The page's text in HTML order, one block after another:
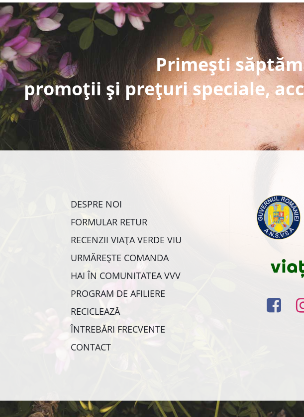
Primești
promoții și prețuri speciale,
DESPRE NOI
FORMULAR RETUR
RECENZII VIAȚA VERDE VIU
URMĂREȘTE COMANDA
HAI ÎN COMUNITATEA VVV
PROGRAM DE AFILIERE
RECICLEAZĂ
ÎNTREBĂRI FRECVENTE
CONTACT